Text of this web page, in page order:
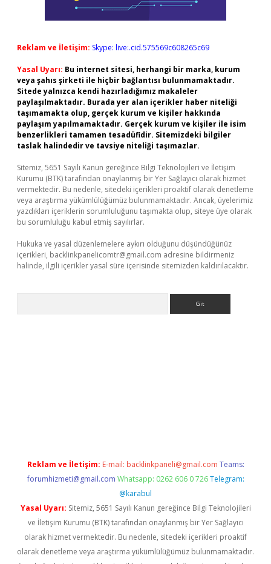
Reklam ve İletişim: Skype: live:.cid.575569c608265c69
Yasal Uyarı: Bu internet sitesi, herhangi bir marka, kurum
veya şahıs şirketi ile hiçbir bağlantısı bulunmamaktadır.
Sitede yalnızca kendi hazırladığımız makaleler
paylaşılmaktadır. Burada yer alan içerikler haber niteliği
taşımamakta olup, gerçek kurum ve kişiler hakkında
paylaşım yapılmamaktadır. Gerçek kurum ve kişiler ile isim
benzerlikleri tamamen tesadüfidir. Sitemizdeki bilgiler
taslak halindedir ve tavsiye niteliği taşımazlar.
Sitemiz, 5651 Sayılı Kanun gereğince Bilgi Teknolojileri ve İletişim
Kurumu (BTK) tarafından onaylanmış bir Yer Sağlayıcı olarak hizmet
vermektedir. Bu nedenle, sitedeki içerikleri proaktif olarak denetleme
veya araştırma yükümlülüğümüz bulunmamaktadır. Ancak, üyelerimiz
yazdıkları içeriklerin sorumluluğunu taşımakta olup, siteye üye olarak
bu sorumluluğu kabul etmiş sayılırlar.
Hukuka ve yasal düzenlemelere aykırı olduğunu düşündüğünüz
içerikleri, backlinkpanelicomtr@gmail.com adresine bildirmeniz
halinde, ilgili içerikler yasal süre içerisinde sitemizden kaldırılacaktır.
Reklam ve İletişim: E-mail: backlinkpaneli@gmail.com Teams:
forumhizmeti@gmail.com Whatsapp: 0262 606 0 726 Telegram:
@karabul
Yasal Uyarı: Sitemiz, 5651 Sayılı Kanun gereğince Bilgi Teknolojileri
ve İletişim Kurumu (BTK) tarafından onaylanmış bir Yer Sağlayıcı
olarak hizmet vermektedir. Bu nedenle, sitedeki içerikleri proaktif
olarak denetleme veya araştırma yükümlülüğümüz bulunmamaktadır.